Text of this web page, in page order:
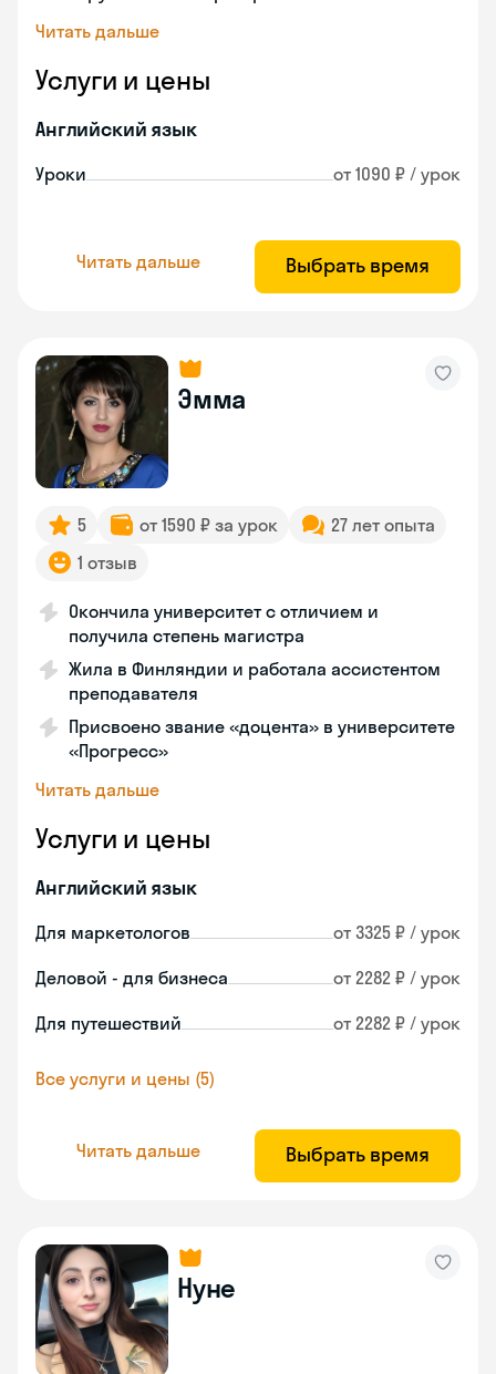
Читать дальше
Услуги и цены
Английский язык
Уроки от 1090 ₽ / урок
Читать дальше Выбрать время
Эмма
5 от 1590 ₽ за урок
27 лет опыта
1 отзыв
Окончила университет с отличием и
получила степень магистра
Жила в Финляндии и работала ассистентом
преподавателя
Присвоено звание «доцента» в университете
«Прогресс»
Читать дальше
Услуги и цены
Английский язык
Для маркетологов от 3325 ₽ / урок
Деловой - для бизнеса от 2282 ₽ / урок
Для путешествий от 2282 ₽ / урок
Все услуги и цены (5)
Читать дальше Выбрать время
Нуне